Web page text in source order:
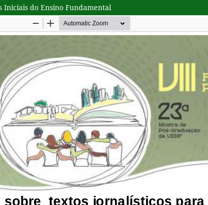
Iniciais do Ensino Fundamental